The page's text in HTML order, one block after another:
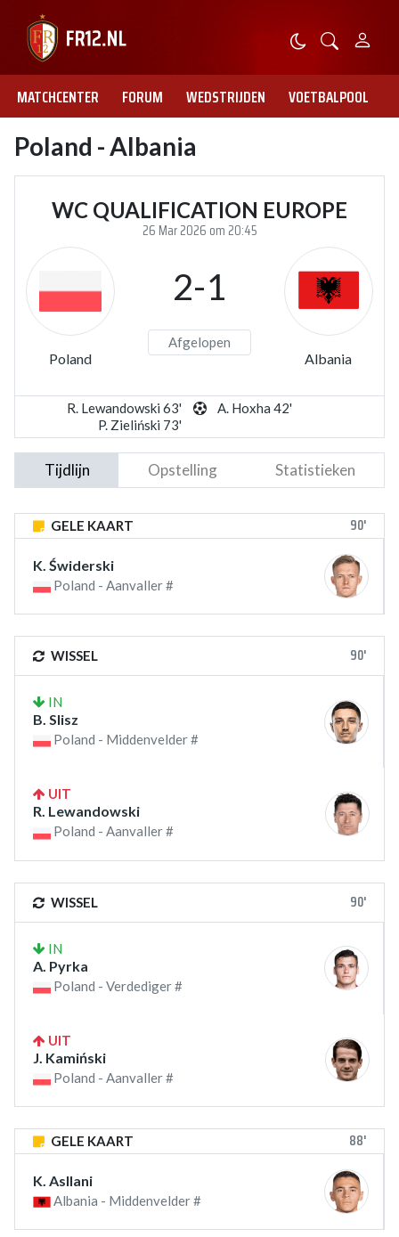
MATCHCENTER FORUM WEDSTRIJDEN VOETBALPOOL
Poland - Albania
WC QUALIFICATION EUROPE
26 Mar 2026 om 20:45
Poland
2-1
Afgelopen
Albania
R. Lewandowski 63'
P. Zieliński 73'
A. Hoxha 42'
Tijdlijn Opstelling Statistieken
GELE KAART 90'
K. Świderski
Poland - Aanvaller #
WISSEL 90'
IN
B. Slisz
Poland - Middenvelder #
UIT
R. Lewandowski
Poland - Aanvaller #
WISSEL 90'
IN
A. Pyrka
Poland - Verdediger #
UIT
J. Kamiński
Poland - Aanvaller #
GELE KAART 88'
K. Asllani
Albania - Middenvelder #